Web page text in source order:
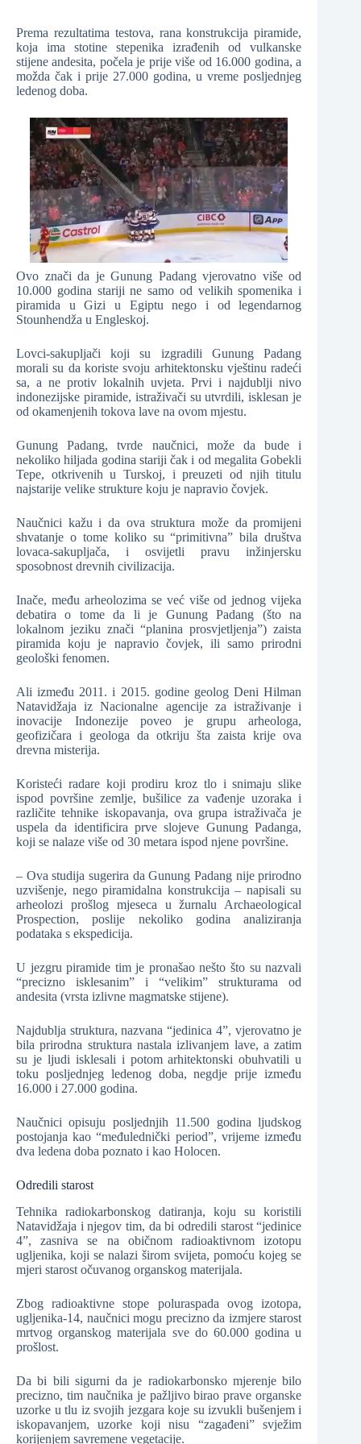
Prema rezultatima testova, rana konstrukcija piramide,
koja ima stotine stepenika izrađenih od vulkanske
stijene andesita, počela je prije više od 16.000 godina, a
možda čak i prije 27.000 godina, u vreme posljednjeg
ledenog doba.
Ovo znači da je Gunung Padang vjerovatno više od
10.000 godina stariji ne samo od velikih spomenika i
piramida u Gizi u Egiptu nego i od legendarnog
Stounhendža u Engleskoj.
Lovci-sakupljači koji su izgradili Gunung Padang
morali su da koriste svoju arhitektonsku vještinu radeći
sa, a ne protiv lokalnih uvjeta. Prvi i najdublji nivo
indonezijske piramide, istraživači su utvrdili, isklesan je
od okamenjenih tokova lave na ovom mjestu.
Gunung Padang, tvrde naučnici, može da bude i
nekoliko hiljada godina stariji čak i od megalita Gobekli
Tepe, otkrivenih u Turskoj, i preuzeti od njih titulu
najstarije velike strukture koju je napravio čovjek.
Naučnici kažu i da ova struktura može da promijeni
shvatanje o tome koliko su “primitivna” bila društva
lovaca-sakupljača, i osvijetli pravu inžinjersku
sposobnost drevnih civilizacija.
Inače, među arheolozima se već više od jednog vijeka
debatira o tome da li je Gunung Padang (što na
lokalnom jeziku znači “planina prosvjetljenja”) zaista
piramida koju je napravio čovjek, ili samo prirodni
geološki fenomen.
Ali između 2011. i 2015. godine geolog Deni Hilman
Natavidžaja iz Nacionalne agencije za istraživanje i
inovacije Indonezije poveo je grupu arheologa,
geofizičara i geologa da otkriju šta zaista krije ova
drevna misterija.
Koristeći radare koji prodiru kroz tlo i snimaju slike
ispod površine zemlje, bušilice za vađenje uzoraka i
različite tehnike iskopavanja, ova grupa istraživača je
uspela da identificira prve slojeve Gunung Padanga,
koji se nalaze više od 30 metara ispod njene površine.
– Ova studija sugerira da Gunung Padang nije prirodno
uzvišenje, nego piramidalna konstrukcija – napisali su
arheolozi prošlog mjeseca u žurnalu Archaeological
Prospection, poslije nekoliko godina analiziranja
podataka s ekspedicija.
U jezgru piramide tim je pronašao nešto što su nazvali
“precizno isklesanim” i “velikim” strukturama od
andesita (vrsta izlivne magmatske stijene).
Najdublja struktura, nazvana “jedinica 4”, vjerovatno je
bila prirodna struktura nastala izlivanjem lave, a zatim
su je ljudi isklesali i potom arhitektonski obuhvatili u
toku posljednjeg ledenog doba, negdje prije između
16.000 i 27.000 godina.
Naučnici opisuju posljednjih 11.500 godina ljudskog
postojanja kao “međulednički period”, vrijeme između
dva ledena doba poznato i kao Holocen.
Odredili starost
Tehnika radiokarbonskog datiranja, koju su koristili
Natavidžaja i njegov tim, da bi odredili starost “jedinice
4”, zasniva se na običnom radioaktivnom izotopu
ugljenika, koji se nalazi širom svijeta, pomoću kojeg se
mjeri starost očuvanog organskog materijala.
Zbog radioaktivne stope poluraspada ovog izotopa,
ugljenika-14, naučnici mogu precizno da izmjere starost
mrtvog organskog materijala sve do 60.000 godina u
prošlost.
Da bi bili sigurni da je radiokarbonsko mjerenje bilo
precizno, tim naučnika je pažljivo birao prave organske
uzorke u tlu iz svojih jezgara koje su izvukli bušenjem i
iskopavanjem, uzorke koji nisu “zagađeni” svježim
korijenjem savremene vegetacije.